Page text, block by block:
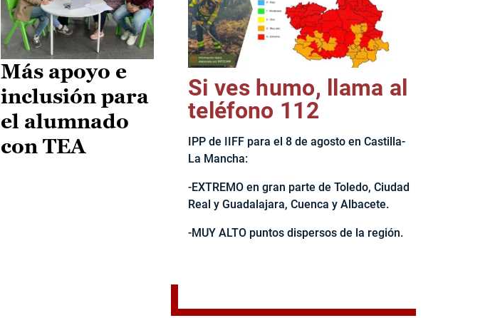
Más apoyo e
inclusión para
el alumnado
con TEA
Si ves humo, llama al
teléfono 112
IPP de IIFF para el 8 de agosto en Castilla-
La Mancha:
-EXTREMO en gran parte de Toledo, Ciudad
Real y Guadalajara, Cuenca y Albacete.
-MUY ALTO puntos dispersos de la región.